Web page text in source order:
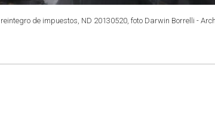
de impuestos, ND 20130520, foto Darwin Borrelli -